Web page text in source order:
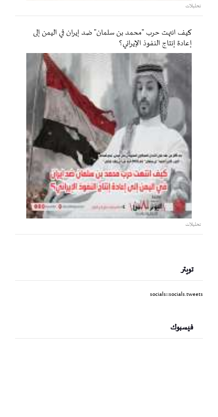
تحليلات
كيف انتهت حرب "محمد بن سلمان" ضد إيران في اليمن إلى
إعادة إنتاج النفوذ الإيراني؟
تحليلات
تويتر
socials::socials.tweets
فيسبوك